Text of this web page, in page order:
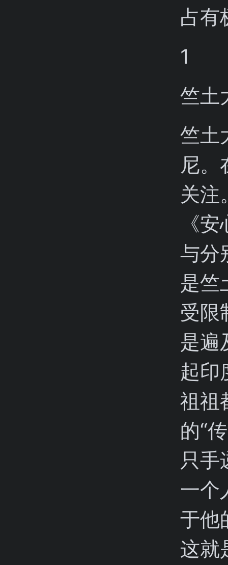
占有
1
竺土
竺土
尼。
关注
《
与分
是竺
受限
是遍
起印
祖祖
的“
只手
一个
于他
这就